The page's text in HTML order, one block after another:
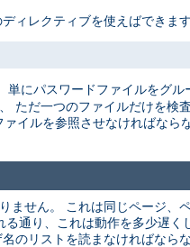
ィレクティブを使えばできます
にパスワードファイルをグル
ただ一つのファイルだけを検
イルを参照させなければなら
ません。 これは同じページ、
通り、これは動作を多少遅く
のリストを読まなければなら